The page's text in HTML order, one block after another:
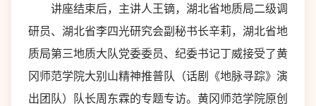
讲座结束后，主讲人王镝，湖北省地质局二级调
研员、湖北省李四光研究会副秘书长辛莉，湖北省地
质局第三地质大队党委委员、纪委书记丁威接受了黄
冈师范学院大别山精神推普队（话剧《地脉寻踪》演
出团队）队长周东霖的专题专访。黄冈师范学院原创